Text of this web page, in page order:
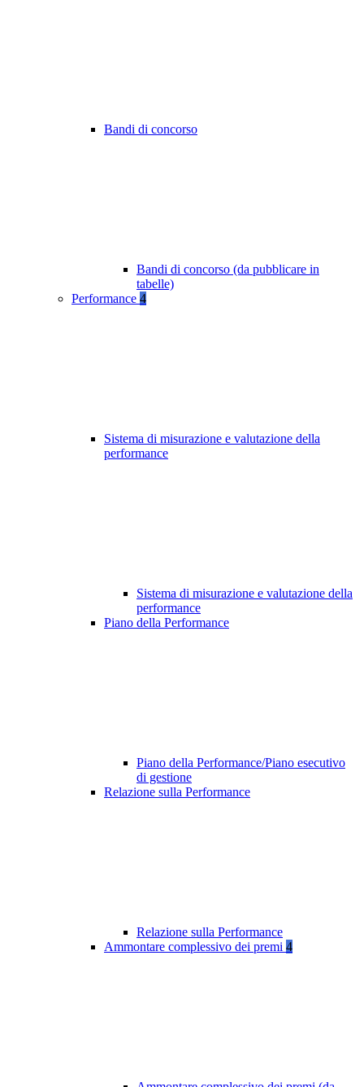
Bandi di concorso
Bandi di concorso (da pubblicare in
tabelle)
Performance 4
Sistema di misurazione e valutazione della
performance
Sistema di misurazione e valutazione della
performance
Piano della Performance
Piano della Performance/Piano esecutivo
di gestione
Relazione sulla Performance
Relazione sulla Performance
Ammontare complessivo dei premi 4